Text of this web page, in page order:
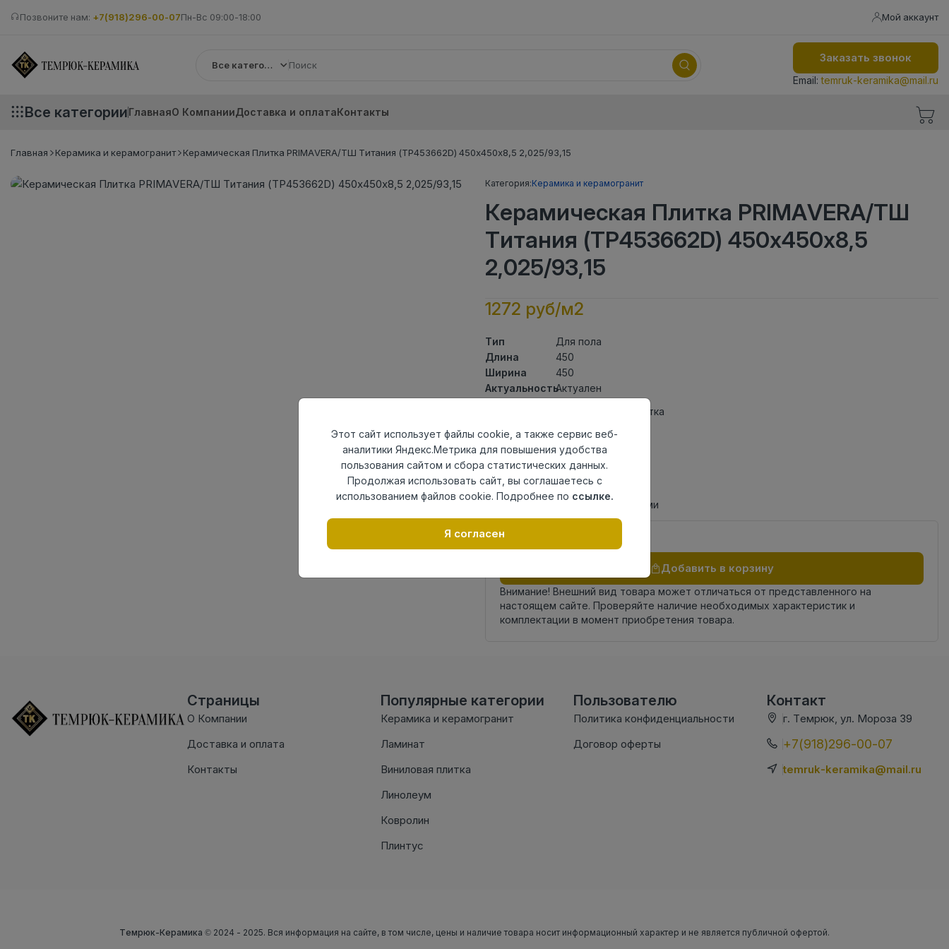
Позвоните нам: +7(918)296-00-07Пн-Вс 09:00-18:00 Мой аккаунт
Все категории
Заказать звонок
Email:temruk-keramika@mail.ru
Все категорииГлавнаяО КомпанииДоставка и оплатаКонтакты
Главная Керамика и керамогранит Керамическая Плитка PRIMAVERA/ТШ Титания (ТР453662D) 450х450х8,5 2,025/93,15
Категория:Керамика и керамогранит
Керамическая Плитка PRIMAVERA/ТШ
Титания (ТР453662D) 450х450х8,5
2,025/93,15
1272 руб/м2
Тип
Для пола
Длина
450
Ширина
450
АктуальностьАктуален
Керамическая Плитка
Толщина
8,5
Поверхность матовая
Страна
происхождения
Киргизия
Номер
Книга с коллекциями
Добавить в корзину
Внимание! Внешний вид товара может отличаться от представленного на
настоящем сайте. Проверяйте наличие необходимых характеристик и
комплектации в момент приобретения товара.
Страницы
О Компании
Доставка и оплата
Контакты
Популярные категории
Керамика и керамогранит
Ламинат
Виниловая плитка
Линолеум
Ковролин
Плинтус
Пользователю
Политика конфиденциальности
Договор оферты
Контакт
г. Темрюк, ул. Мороза 39
+7(918)296-00-07
temruk-keramika@mail.ru
Темрюк-Керамика © 2024 - 2025. Вся информация на сайте, в том числе, цены и наличие товара носит информационный характер и не является публичной офертой.
Этот сайт использует файлы cookie, а также сервис веб-
аналитики Яндекс.Метрика для повышения удобства
пользования сайтом и сбора статистических данных.
Продолжая использовать сайт, вы соглашаетесь с
использованием файлов cookie. Подробнее по ссылке.
Я согласен